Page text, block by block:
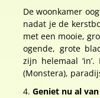
De woonkamer
nadat je de
met een mooie,
ogende, grote
zijn helemaal
(Monstera),
Geniet nu al